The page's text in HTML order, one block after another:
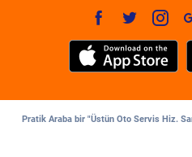
Pratik Araba bir "Üstün Oto Servis Hiz.